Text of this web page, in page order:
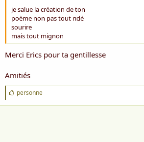
je salue la création de ton
poème non pas tout ridé
sourire
mais tout mignon
Merci Erics pour ta gentillesse
Amitiés
J
'
a
personne